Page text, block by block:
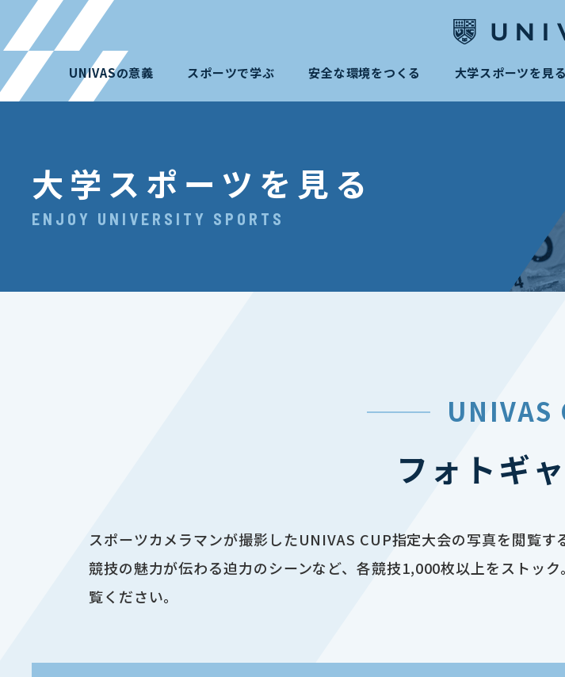
UNIVASの意義 スポーツで学ぶ 安全な環境をつくる 大学スポーツを見る
大学スポーツを見る
ENJOY UNIVERSITY SPORTS
UNIVAS
フォトギ
スポーツカメラマンが撮影したUNIVAS CUP指定大会の写真を閲覧
競技の魅力が伝わる迫力のシーンなど、各競技1,000枚以上をストッ
覧ください。